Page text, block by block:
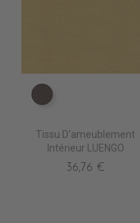
TA5205 EXPRESSO
Tissu D'ameublement
Intérieur LUENGO
36,76 €